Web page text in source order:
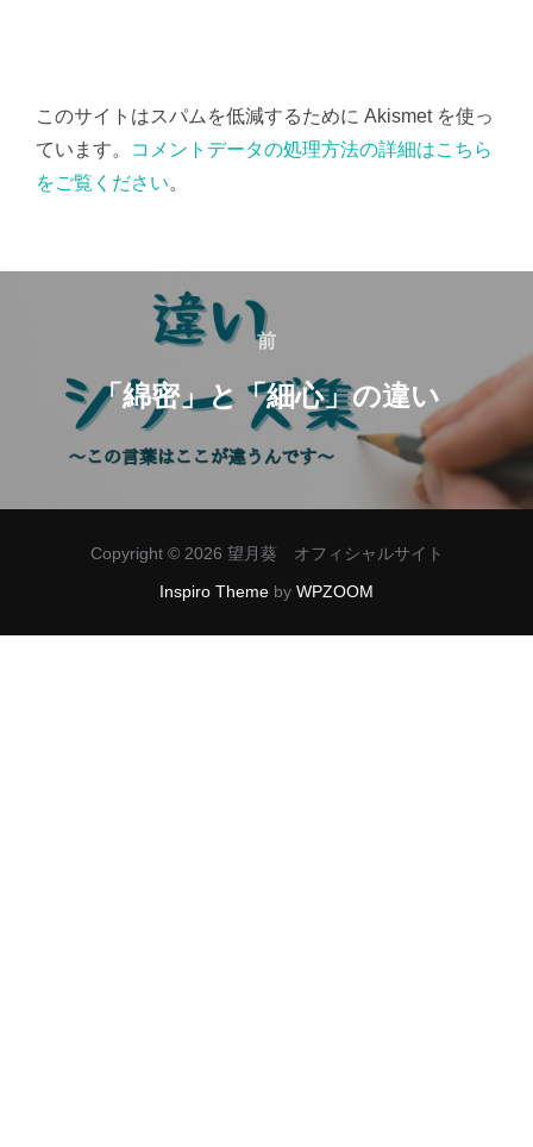
このサイトはスパムを低減するために Akismet を使っ
ています。
コメントデータの処理方法の詳細はこちら
をご覧ください。
ョ
前
前
「綿密」と「細心」の違い
Copyright © 2026 望月葵 オフィシャルサイト
Inspiro Theme by WPZOOM